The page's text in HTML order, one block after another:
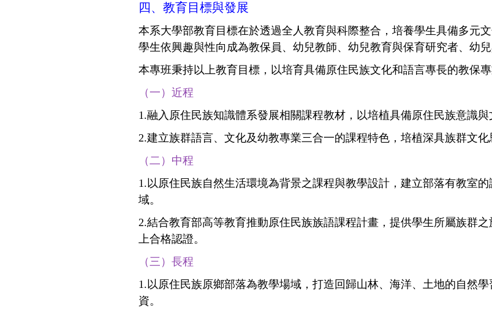
四、教育目標與發展
本系大學部教育目標在於透過全人教育與科際整合，培養學生具備多元
學生依興趣與性向成為教保員、幼兒教師、幼兒教育與保育研究者、幼
本專班秉持以上教育目標，以培育具備原住民族文化和語言專長的教保
（一）近程
1.融入原住民族知識體系發展相關課程教材，以培植具備原住民族意識與
2.建立族群語言、文化及幼教專業三合一的課程特色，培植深具族群文化
（二）中程
1.以原住民族自然生活環境為背景之課程與教學設計，建立部落有教室
域。
2.結合教育部高等教育推動原住民族族語課程計畫，提供學生所屬族群
上合格認證。
（三）長程
1.以原住民族原鄉部落為教學場域，打造回歸山林、海洋、土地的自然
資。